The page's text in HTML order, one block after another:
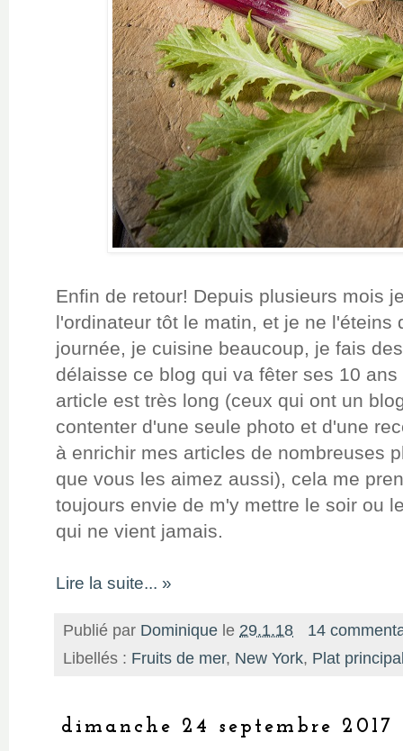
Enfin de retour! Depuis plusieurs mois
l'ordinateur tôt le matin, et je ne
journée, je cuisine beaucoup, je fais
délaisse ce blog qui va fêter ses 10
article est très long (ceux qui ont un
contenter d'une seule photo et d'une
à enrichir mes articles de nombreuses
que vous les aimez aussi), cela me
toujours envie de m'y mettre le soir ou
qui ne vient jamais.
Lire la suite... »
Publié par Dominique le 29.1.18
14
Libellés : Fruits de mer, New York, Plat
dimanche 24 septembre 2017